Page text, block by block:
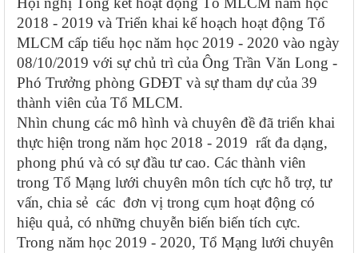
2018 - 2019 và Triển khai kế hoạch hoạt động Tổ
MLCM cấp tiểu học năm học 2019 - 2020 vào ngày
08/10/2019 với sự chủ trì của Ông Trần Văn Long -
Phó Trưởng phòng GDĐT và sự tham dự của 39
thành viên của Tổ MLCM.
Nhìn chung các mô hình và chuyên đề đã triển khai
thực hiện trong năm học 2018 - 2019 rất đa dạng,
phong phú và có sự đầu tư cao. Các thành viên
trong Tổ Mạng lưới chuyên môn tích cực hỗ trợ, tư
vấn, chia sẻ các đơn vị trong cụm hoạt động có
hiệu quả, có những chuyễn biến biến tích cực.
Trong năm học 2019 - 2020, Tổ Mạng lưới chuyên